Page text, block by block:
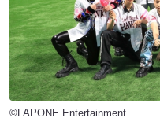
©LAPONE Entertainment